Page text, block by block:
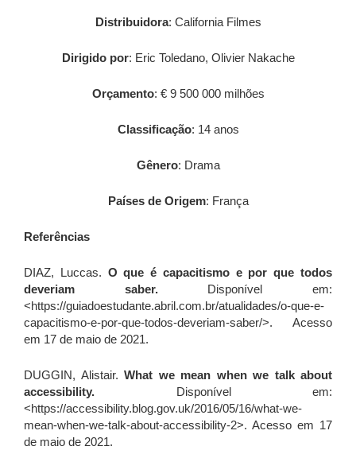
Distribuidora: California Filmes
Dirigido por: Eric Toledano, Olivier Nakache
Orçamento: € 9 500 000 milhões
Classificação: 14 anos
Gênero: Drama
Países de Origem: França
Referências
DIAZ, Luccas. O que é capacitismo e por que todos
deveriam saber.Disponível em:
<https://guiadoestudante.abril.com.br/atualidades/o-que-e-
capacitismo-e-por-que-todos-deveriam-saber/>. Acesso
em 17 de maio de 2021.
DUGGIN, Alistair. What we mean when we talk about
accessibility.
Disponível em:
<https://accessibility.blog.gov.uk/2016/05/16/what-we-
mean-when-we-talk-about-accessibility-2>. Acesso em 17
de maio de 2021.